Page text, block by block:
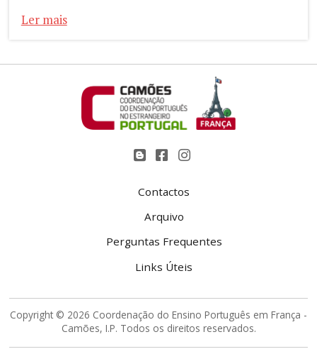
Ler mais
Contactos
Arquivo
Perguntas Frequentes
Links Úteis
Copyright © 2026 Coordenação do Ensino Português em França -
Camões, I.P. Todos os direitos reservados.